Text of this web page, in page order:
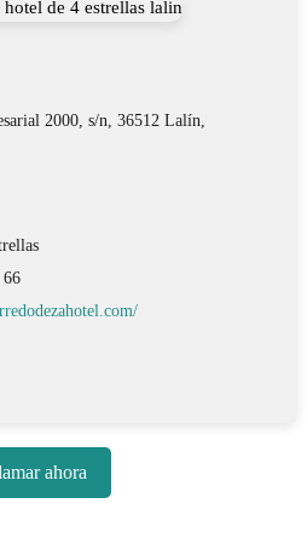
2000, s/n, 36512 Lalín,
66
ahora